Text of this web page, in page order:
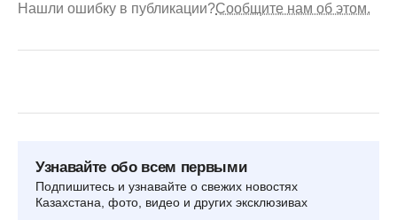
Нашли ошибку в публикации?Сообщите нам об этом.
Узнавайте обо всем первыми
Подпишитесь и узнавайте о свежих новостях
Казахстана, фото, видео и других эксклюзивах